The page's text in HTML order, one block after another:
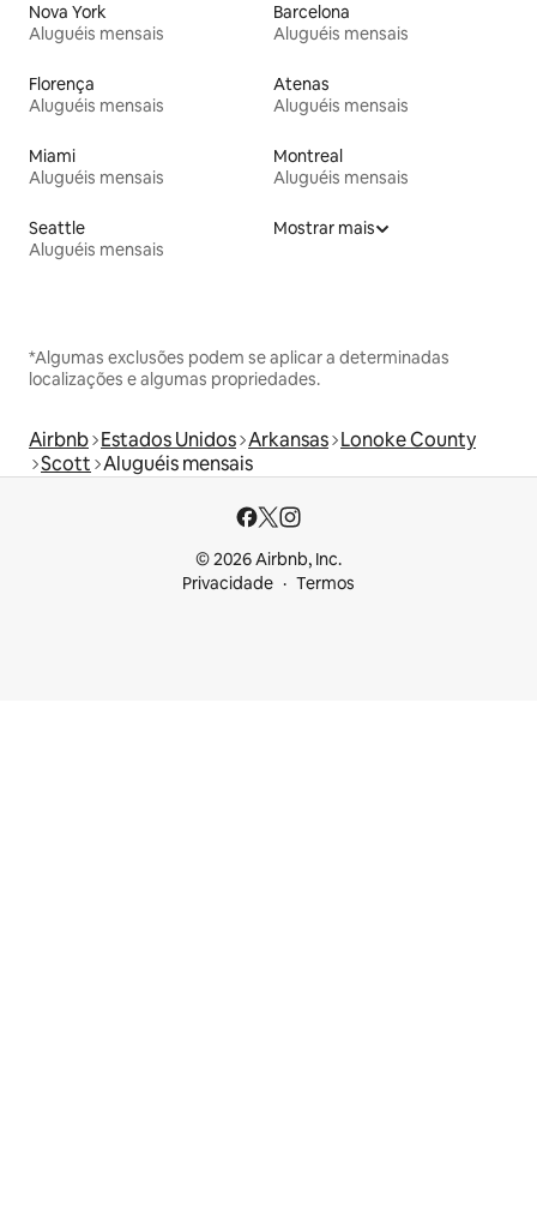
Nova York
Aluguéis mensais
Barcelona
Aluguéis mensais
Florença
Aluguéis mensais
Atenas
Aluguéis mensais
Miami
Aluguéis mensais
Montreal
Aluguéis mensais
Seattle
Aluguéis mensais
Mostrar mais
*Algumas exclusões podem se aplicar a determinadas
localizações e algumas propriedades.
Airbnb Estados Unidos Arkansas Lonoke County
Scott Aluguéis mensais
© 2026 Airbnb, Inc.
Privacidade
Termos